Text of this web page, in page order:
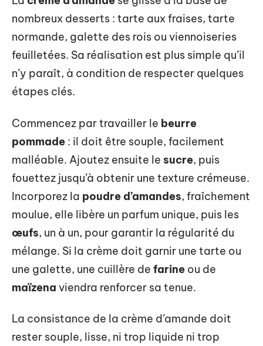
nombreux desserts : tarte aux fraises, tarte
normande, galette des rois ou viennoiseries
feuilletées. Sa réalisation est plus simple qu’il
n’y paraît, à condition de respecter quelques
étapes clés.
Commencez par travailler le beurre
pommade : il doit être souple, facilement
malléable. Ajoutez ensuite le sucre, puis
fouettez jusqu’à obtenir une texture crémeuse.
Incorporez la poudre d’amandes, fraîchement
moulue, elle libère un parfum unique, puis les
œufs, un à un, pour garantir la régularité du
mélange. Si la crème doit garnir une tarte ou
une galette, une cuillère de farine ou de
maïzena viendra renforcer sa tenue.
La consistance de la crème d’amande doit
rester souple, lisse, ni trop liquide ni trop